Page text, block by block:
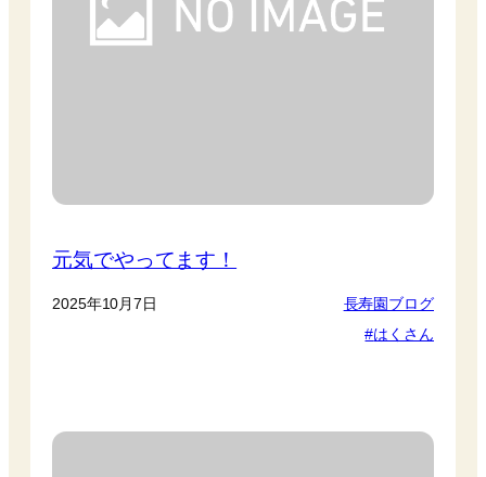
元気でやってます！
2025年10月7日
長寿園ブログ
はくさん